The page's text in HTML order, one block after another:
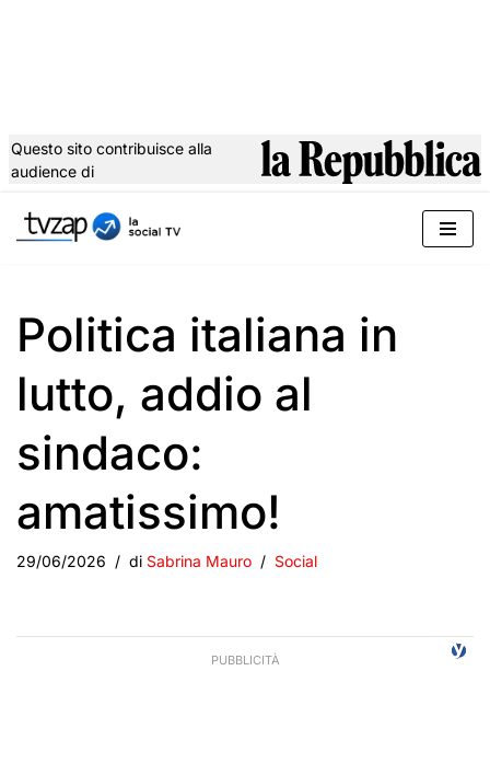
al
Questo sito contribuisce alla
audience di
Politica italiana in
lutto, addio al
sindaco:
amatissimo!
29/06/2026 di Sabrina Mauro Social